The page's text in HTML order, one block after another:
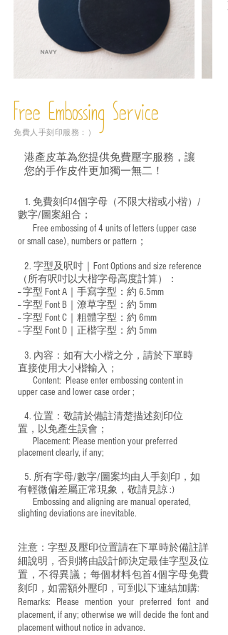
Free Embossing Service
免費人手刻印服務：）
港產皮革為您提供免費壓字服務，讓
您的手作皮件更加獨一無二！
1. 免費刻印4個字母（不限大楷或小楷）/
數字/圖案組合；
Free embossing of 4 units of letters (upper case
or small case), numbers or pattern；
2. 字型及呎吋｜ Font Options and size reference
（所有呎吋以大楷字母高度計算）：
-- 字型 Font A｜手寫字型：約 6.5mm
-- 字型 Font B｜潦草字型： 約 5mm
-- 字型 Font C｜粗體字型：約 6mm
-- 字型 Font D｜正楷字型： 約 5mm
3. 內容：如有大小楷之分，請於下單時
直接使用大小楷輸入；
​ Content: Please enter embossing content in
upper case and lower case order ;
4. 位置：敬請於備註清楚描述刻印位
置，以免產生誤會；
​ Placement: Please mention your preferred
placement clearly, if any;
5. 所有字母/數字/圖案均由人手刻印，如
有輕微偏差屬正常現象，敬請見諒 :)
​ Embossing and aligning are manual operated,
slighting deviations are inevitable.
注意：字型及壓印位置請在下單時於備註詳
細說明，否則將由設計師決定最佳字型及位
置，不得異議；每個材料包首4個字母免費
刻印，如需額外壓印，可到以下連結加購:
Remarks: Please mention your preferred font and
placement, if any; otherwise we will decide the font and
placement without notice in advance.